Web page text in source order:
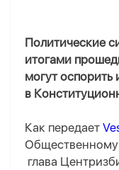
Политические
итогами
могут оспорить
в
Как передает
глава